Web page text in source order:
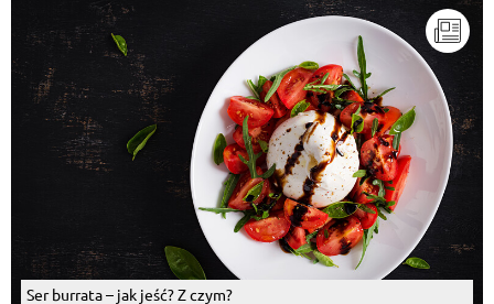
Ser burrata – jak jeść? Z czym?